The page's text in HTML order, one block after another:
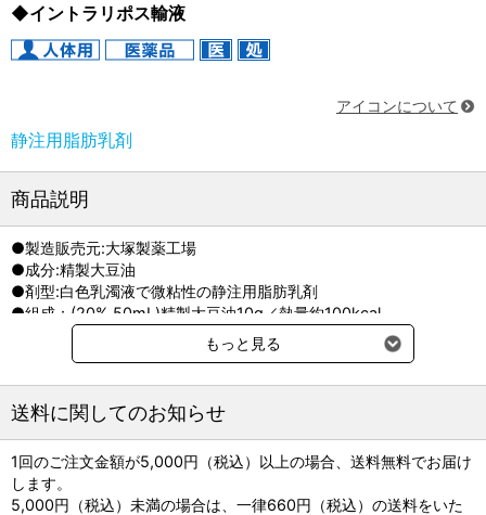
◆イントラリポス輸液
アイコンについて
静注用脂肪乳剤
商品説明
●製造販売元:大塚製薬工場
●成分:精製大豆油
●剤型:白色乳濁液で微粘性の静注用脂肪乳剤
●組成：(20% 50mL)精製大豆油10g／熱量約100kcal
(20% 100mL)精製大豆油20g／熱量約200kcal
●他社同効品:イントラファット注（日本製薬／販売終了）
もっと見る
送料に関してのお知らせ
1回のご注文金額が5,000円（税込）以上の場合、送料無料でお届け
します。
5,000円（税込）未満の場合は、一律660円（税込）の送料をいた